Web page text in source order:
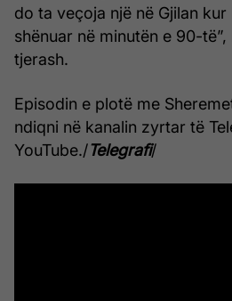
do ta veçoja një në Gjilan
shënuar në minutën e 90-
tjerash.
Episodin e plotë me
ndiqni në kanalin zyrtar të
YouTube./Telegrafi/